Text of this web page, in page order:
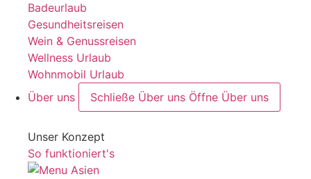
Badeurlaub
Gesundheitsreisen
Wein & Genussreisen
Wellness Urlaub
Wohnmobil Urlaub
Über uns
Schließe Über uns Öffne Über uns
Unser Konzept
So funktioniert's